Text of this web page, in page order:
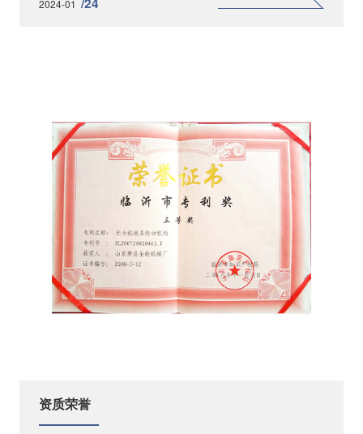
2024-01
资质荣誉